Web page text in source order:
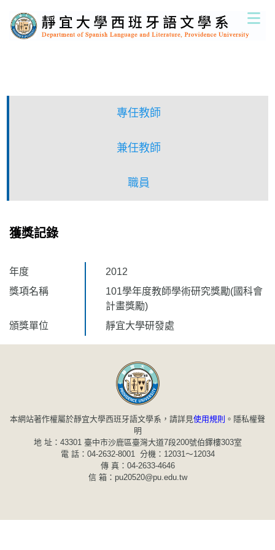
到
主
專任教師
兼任教師
職員
獲獎記錄
年度
2012
獎項名稱
101學年度教師學術研究獎勵(國科會
計畫獎勵)
頒獎單位
靜宜大學研發處
本網站著作權屬於靜宜大學西班牙語文學系，請詳見使用規則 。 隱私權聲
明
地 址：43301 臺中市沙鹿區臺灣大道7段200號伯鐸樓303室
電 話：04-2632-8001 分機：12031～12034
傳 真：04-2633-4646
信 箱：pu20520@pu.edu.tw